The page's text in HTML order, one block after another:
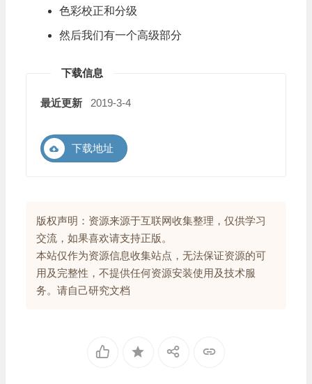
色彩校正和分级
然后我们有一个高级部分
下载信息
最近更新 2019-3-4
下载地址
版权声明：资源来源于互联网收集整理，仅供学习
交流，如果喜欢请支持正版。
本站仅作为资源信息收集站点，无法保证资源的可
用及完整性，不提供任何资源安装使用及技术服
务。请自己研究文档